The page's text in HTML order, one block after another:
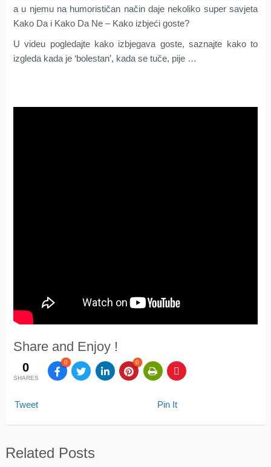
a u njemu na humorističan način daje nekoliko super savjeta
Kako Da i Kako Da Ne – Kako izbjeći goste?
U videu pogledajte kako izbjegava goste, saznajte kako to
izgleda kada je ‘bolestan’, kada se tuče, pije …
Share and Enjoy !
0
SHARES
0 0
Tweet Pin It
Related Posts